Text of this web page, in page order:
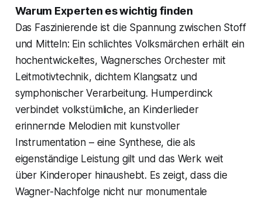
Warum Experten es wichtig finden
Das Faszinierende ist die Spannung zwischen Stoff
und Mitteln: Ein schlichtes Volksmärchen erhält ein
hochentwickeltes, Wagnersches Orchester mit
Leitmotivtechnik, dichtem Klangsatz und
symphonischer Verarbeitung. Humperdinck
verbindet volkstümliche, an Kinderlieder
erinnernde Melodien mit kunstvoller
Instrumentation – eine Synthese, die als
eigenständige Leistung gilt und das Werk weit
über Kinderoper hinaushebt. Es zeigt, dass die
Wagner-Nachfolge nicht nur monumentale